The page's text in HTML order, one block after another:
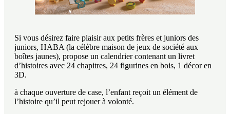
Si vous désirez faire plaisir aux petits frères et juniors des
juniors, HABA (la célèbre maison de jeux de société aux
boîtes jaunes), propose un calendrier contenant un livret
d’histoires avec 24 chapitres, 24 figurines en bois, 1 décor en
3D.
à chaque ouverture de case, l’enfant reçoit un élément de
l’histoire qu’il peut rejouer à volonté.